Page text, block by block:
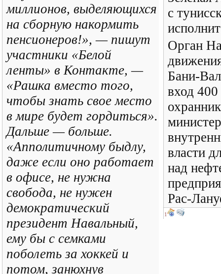
миллионов, выделяющихся
на сборную накормить
пенсионеров!», — пишут
участники «Белой
ленты» в Контакте, —
«Рашка вместо того,
чтобы знать свое место
в мире будет гордиться».
Дальше — больше.
«Апполитичному быдлу,
даже если оно работает
в офисе, не нужна
свобода, не нужен
демократический
президент Навальный,
ему бы с семками
поболеть за хоккей и
потом, занюхнув
с
Орган
Бани-
вход
власти
над
Рас-
1